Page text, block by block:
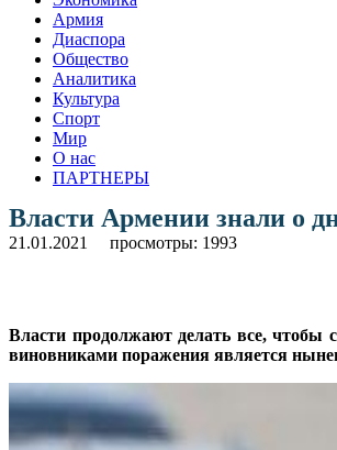
Армия
Диаспора
Общество
Аналитика
Культура
Спорт
Мир
О нас
ПАРТНЕРЫ
Власти Армении знали о
21.01.2021 просмотры: 1993
Власти продолжают делать все, чтобы
виновниками поражения является